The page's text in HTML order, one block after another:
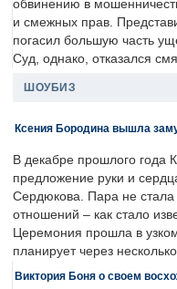
обвинению в
и смежных прав.
погасил большую часть
Суд, однако, отказался
ШОУБИЗ
Ксения Бородина вышла
В декабре прошлого года
предложение руки и
Сердюкова. Пара не
отношений – как стало
Церемония прошла в
планирует через
Виктория Боня о своем